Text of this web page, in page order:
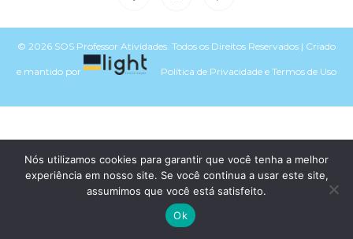
© 2026 SOS Professor Atividades. Todos os Direitos Reservados | Criado
e mantido por Política de Privacidade e Termos de Uso
Nós utilizamos cookies para garantir que você tenha a melhor
experiência em nosso site. Se você continua a usar este site,
assumimos que você está satisfeito.
Ok